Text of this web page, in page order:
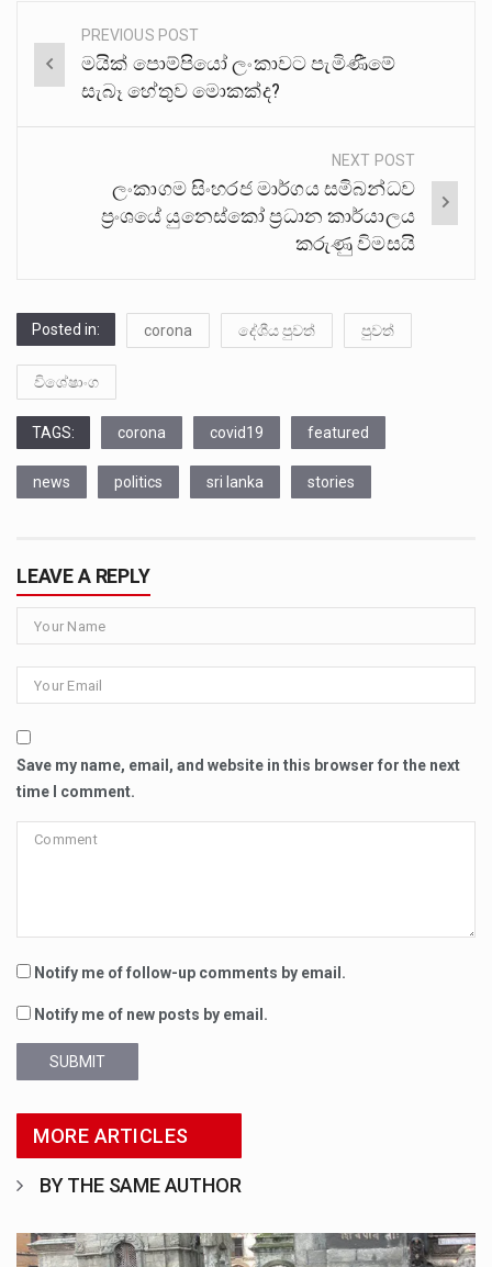
Post
navigation
PREVIOUS POST
මයික් පොම්පියෝ ලංකාවට පැමිණීමේ
සැබෑ හේතුව මොකක්ද?
NEXT POST
ලංකාගම සිංහරජ මාර්ගය සමිබන්ධව
ප්‍රංශයේ යුනෙස්කෝ ප්‍රධාන කාර්යාලය
කරුණු විමසයි
Posted in: corona දේශීය පුවත් පුවත්
විශේෂාංග
TAGS: corona covid19 featured
news politics sri lanka stories
LEAVE A REPLY
Save my name, email, and website in this browser for the next
time I comment.
Notify me of follow-up comments by email.
Notify me of new posts by email.
SUBMIT
MORE ARTICLES
BY THE SAME AUTHOR